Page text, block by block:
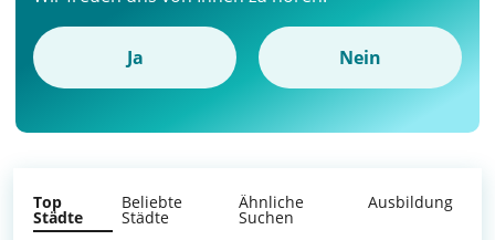
Ja Nein
Top
Städte
Beliebte
Städte
Ähnliche
Suchen
Ausbildung